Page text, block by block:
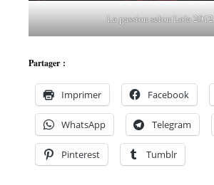
La passion selon Lola 2012
Partager :
Imprimer Facebook
WhatsApp Telegram
Pinterest Tumblr